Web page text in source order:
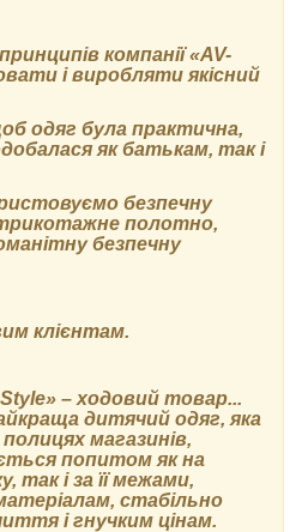
компанії «AV-
і виробляти якісний
одяг була практична,
як батькам, так і
безпечну
полотно,
безпечну
клієнтам.
– ходовий товар...
дитячий одяг, яка
магазинів,
попитом як на
так і за її межами,
стабільно
і гнучким цінам.